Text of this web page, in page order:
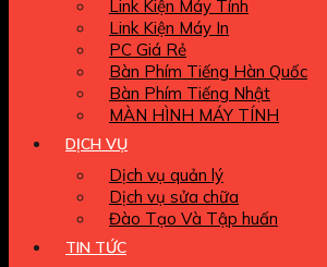
Link Kiện Máy Tính
Link Kiện Máy In
PC Giá Rẻ
Bàn Phím Tiếng Hàn Quốc
Bàn Phím Tiếng Nhật
MÀN HÌNH MÁY TÍNH
DỊCH VỤ
Dịch vụ quản lý
Dịch vụ sửa chữa
Đào Tạo Và Tập huấn
TIN TỨC